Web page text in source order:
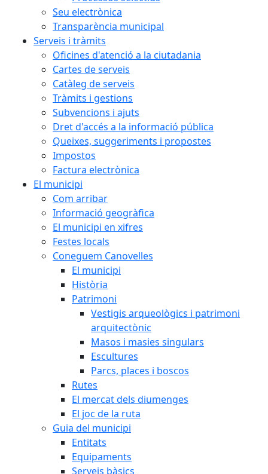
Seu electrònica
Transparència municipal
Serveis i tràmits
Oficines d'atenció a la ciutadania
Cartes de serveis
Catàleg de serveis
Tràmits i gestions
Subvencions i ajuts
Dret d'accés a la informació pública
Queixes, suggeriments i propostes
Impostos
Factura electrònica
El municipi
Com arribar
Informació geogràfica
El municipi en xifres
Festes locals
Coneguem Canovelles
El municipi
Història
Patrimoni
Vestigis arqueològics i patrimoni
arquitectònic
Masos i masies singulars
Escultures
Parcs, places i boscos
Rutes
El mercat dels diumenges
El joc de la ruta
Guia del municipi
Entitats
Equipaments
Serveis bàsics